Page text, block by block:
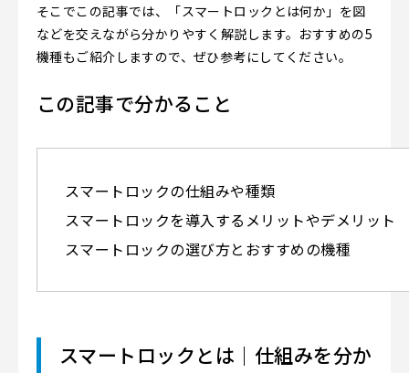
そこでこの記事では、「スマートロックとは何か」を図
などを交えながら分かりやすく解説します。おすすめの5
機種もご紹介しますので、ぜひ参考にしてください。
この記事で分かること
スマートロックの仕組みや種類
スマートロックを導入するメリットやデメリット
スマートロックの選び方とおすすめの機種
スマートロックとは｜仕組みを分か